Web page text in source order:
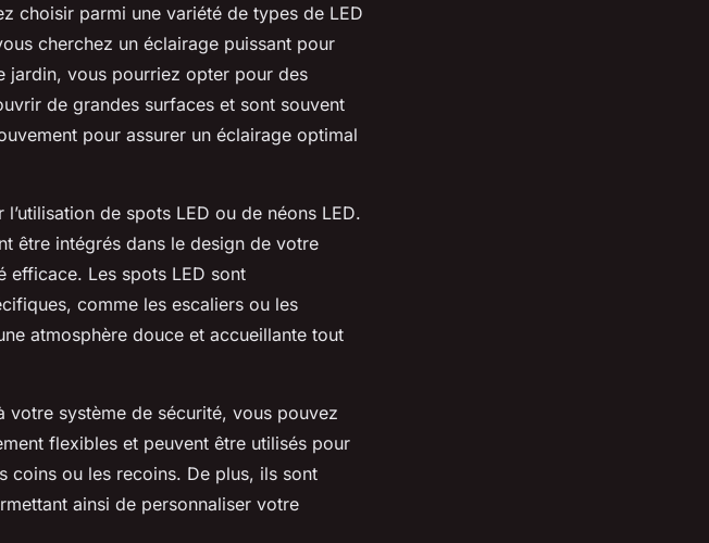
choisir parmi une variété de types de LED
cherchez un éclairage puissant pour
jardin, vous pourriez opter pour des
de grandes surfaces et sont souvent
pour assurer un éclairage optimal
de spots LED ou de néons LED.
être intégrés dans le design de votre
efficace. Les spots LED sont
comme les escaliers ou les
atmosphère douce et accueillante tout
votre système de sécurité, vous pouvez
flexibles et peuvent être utilisés pour
coins ou les recoins. De plus, ils sont
ainsi de personnaliser votre